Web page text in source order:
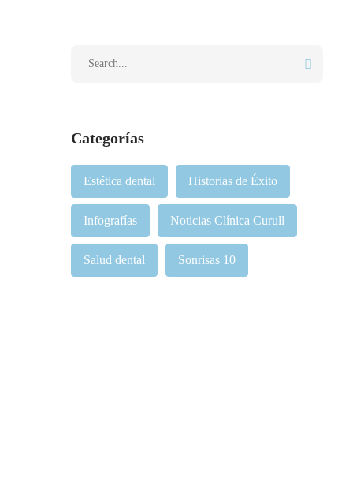
Categorías
Estética dental Historias de Éxito
Infografías Noticias Clínica Curull
Salud dental Sonrisas 10